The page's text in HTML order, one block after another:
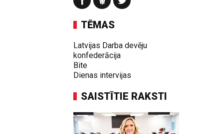
TĒMAS
Latvijas Darba devēju
konfederācija
Bite
Dienas intervijas
SAISTĪTIE RAKSTI